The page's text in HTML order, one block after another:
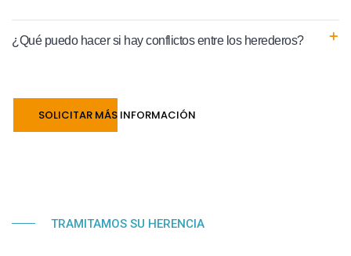
¿Qué puedo hacer si hay conflictos entre los herederos?
SOLICITAR MÁS INFORMACIÓN
TRAMITAMOS SU HERENCIA